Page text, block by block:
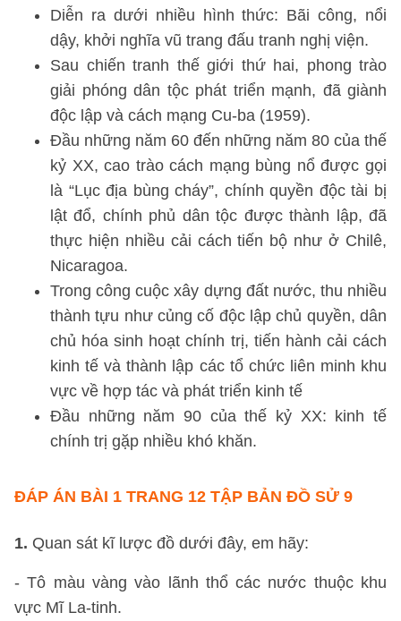
Diễn ra dưới nhiều hình thức: Bãi công, nổi
dậy, khởi nghĩa vũ trang đấu tranh nghị viện.
Sau chiến tranh thế giới thứ hai, phong trào
giải phóng dân tộc phát triển mạnh, đã giành
độc lập và cách mạng Cu-ba (1959).
Đầu những năm 60 đến những năm 80 của thế
kỷ XX, cao trào cách mạng bùng nổ được gọi
là “Lục địa bùng cháy”, chính quyền độc tài bị
lật đổ, chính phủ dân tộc được thành lập, đã
thực hiện nhiều cải cách tiến bộ như ở Chilê,
Nicaragoa.
Trong công cuộc xây dựng đất nước, thu nhiều
thành tựu như củng cố độc lập chủ quyền, dân
chủ hóa sinh hoạt chính trị, tiến hành cải cách
kinh tế và thành lập các tổ chức liên minh khu
vực về hợp tác và phát triển kinh tế
Đầu những năm 90 của thế kỷ XX: kinh tế
chính trị gặp nhiều khó khăn.
ĐÁP ÁN BÀI 1 TRANG 12 TẬP BẢN ĐỒ SỬ 9
1. Quan sát kĩ lược đồ dưới đây, em hãy:
- Tô màu vàng vào lãnh thổ các nước thuộc khu
vực Mĩ La-tinh.